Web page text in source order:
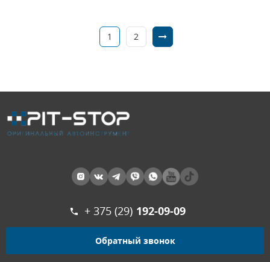
1 2
+ 375 (29) 192-09-09
Обратный звонок